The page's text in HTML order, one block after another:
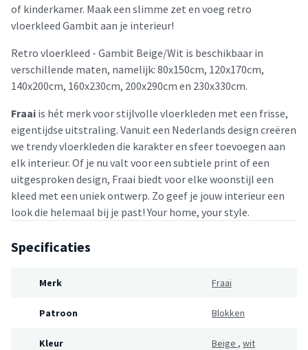
of kinderkamer. Maak een slimme zet en voeg retro
vloerkleed Gambit aan je interieur!
Retro vloerkleed - Gambit Beige/Wit is beschikbaar in
verschillende maten, namelijk: 80x150cm, 120x170cm,
140x200cm, 160x230cm, 200x290cm en 230x330cm.
Fraai is hét merk voor stijlvolle vloerkleden met een frisse,
eigentijdse uitstraling. Vanuit een Nederlands design creëren
we trendy vloerkleden die karakter en sfeer toevoegen aan
elk interieur. Of je nu valt voor een subtiele print of een
uitgesproken design, Fraai biedt voor elke woonstijl een
kleed met een uniek ontwerp. Zo geef je jouw interieur een
look die helemaal bij je past! Your home, your style.
Specificaties
Merk Fraai
Patroon Blokken
Kleur Beige , wit